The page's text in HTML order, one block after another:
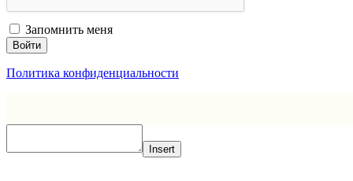
Запомнить меня
Войти
Политика конфиденциальности
Insert